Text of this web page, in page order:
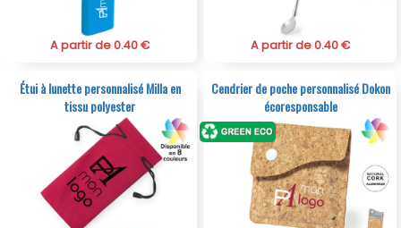
A partir de 0.40 € A partir de 0.40 €
Étui à lunette personnalisé Milla en
tissu polyester
Cendrier de poche personnalisé Dokon
écoresponsable